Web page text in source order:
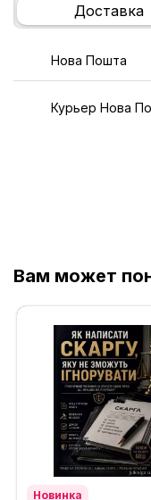
Доставка
Нова Пошта
Курьер Нова
Вам может
Новинка